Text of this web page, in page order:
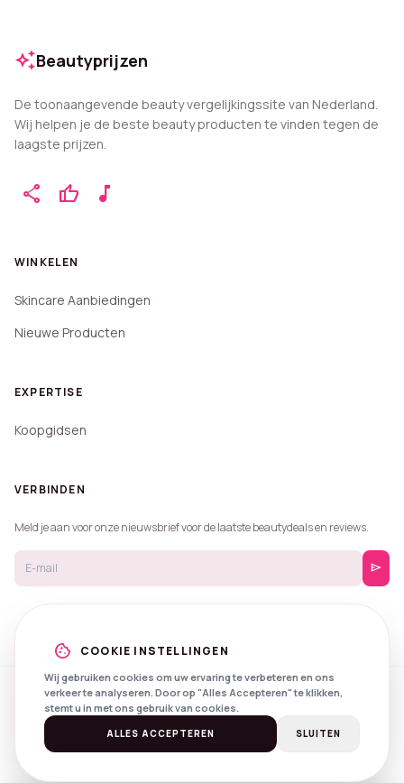
auto_awesomeBeautyprijzen
De toonaangevende beauty vergelijkingssite van Nederland.
Wij helpen je de beste beauty producten te vinden tegen de
laagste prijzen.
share thumb_up music_note
WINKELEN
Skincare Aanbiedingen
Nieuwe Producten
EXPERTISE
Koopgidsen
VERBINDEN
Meld je aan voor onze nieuwsbrief voor de laatste beautydeals en reviews.
send
© 2026 Beautyprijzen.
Created with
byNXS Digital
SpotlightsPrivacyVoorwaarden
cookie COOKIE INSTELLINGEN
Wij gebruiken cookies om uw ervaring te verbeteren en ons
verkeer te analyseren. Door op "Alles Accepteren" te klikken,
stemt u in met ons gebruik van cookies.
ALLES ACCEPTEREN SLUITEN